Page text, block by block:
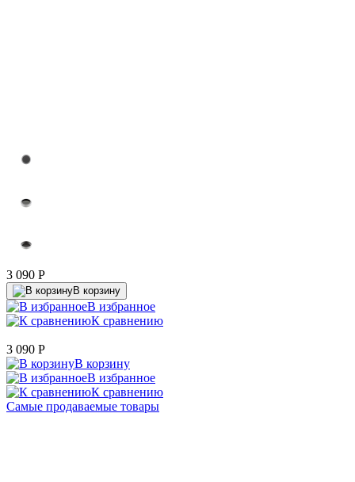
3 090 P
В корзину
В избранное
К сравнению
3 090 P
В корзину
В избранное
К сравнению
Самые продаваемые товары